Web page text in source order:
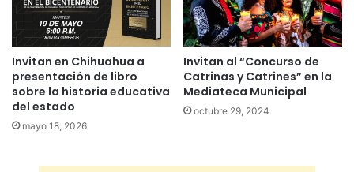
Invitan en Chihuahua a
presentación de libro
sobre la historia educativa
del estado
mayo 18, 2026
Invitan al “Concurso de
Catrinas y Catrines” en la
Mediateca Municipal
octubre 29, 2024